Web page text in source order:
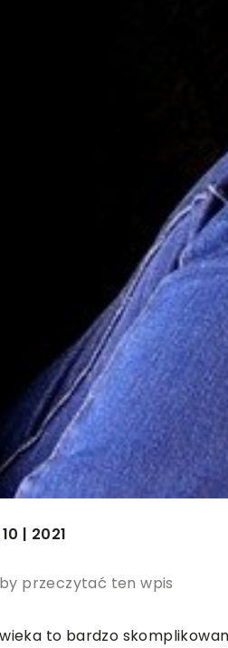
| 2021
przeczytać ten wpis
to bardzo